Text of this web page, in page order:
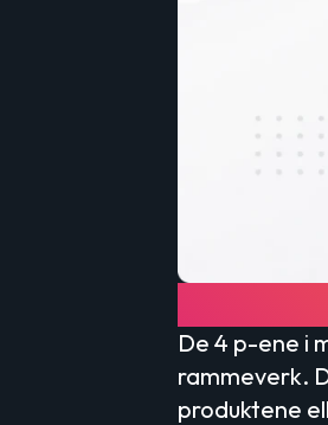
De 4 p-ene i
rammeverk.
produktene